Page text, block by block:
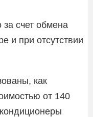
за счет обмена
и при отсутствии
как
от 140